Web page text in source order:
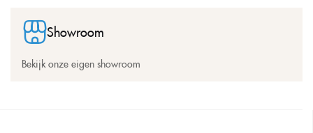
Showroom
Bekijk onze eigen showroom